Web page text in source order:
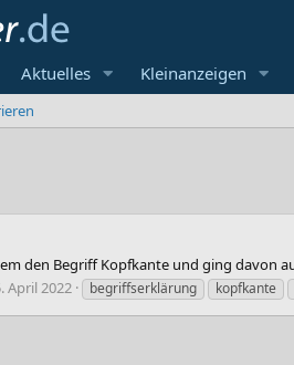
Aktuelles Kleinanzeigen
den Begriff Kopfkante und ging davon
April 2022 begriffserklärung kopfkante